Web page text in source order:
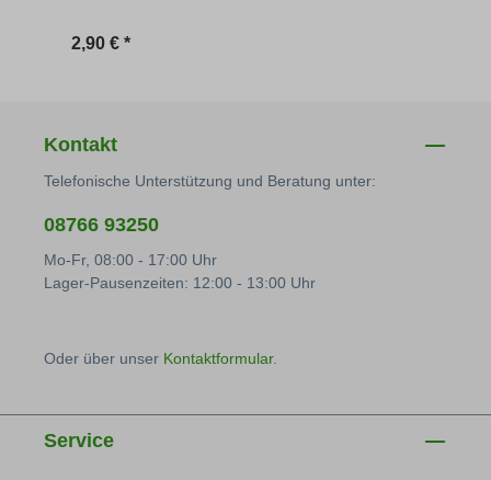
Regulärer Preis:
2,90 € *
Kontakt
Telefonische Unterstützung und Beratung unter:
08766 93250
Mo-Fr, 08:00 - 17:00 Uhr
Lager-Pausenzeiten: 12:00 - 13:00 Uhr
Oder über unser Kontaktformular.
Service